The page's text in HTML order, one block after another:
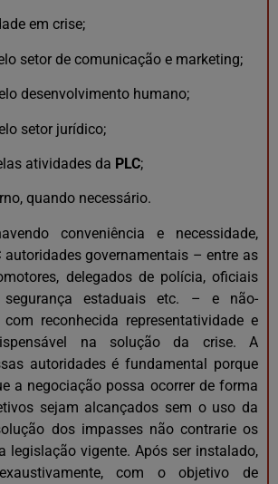
em crise;
setor de comunicação e marketing;
desenvolvimento humano;
setor jurídico;
atividades da PLC;
quando necessário.
conveniência e necessidade,
autoridades governamentais – entre as
delegados de polícia, oficiais
estaduais etc. – e não-
com reconhecida representatividade e
na solução da crise. A
autoridades é fundamental porque
a negociação possa ocorrer de forma
sejam alcançados sem o uso da
dos impasses não contrarie os
legislação vigente. Após ser instalado,
com o objetivo de